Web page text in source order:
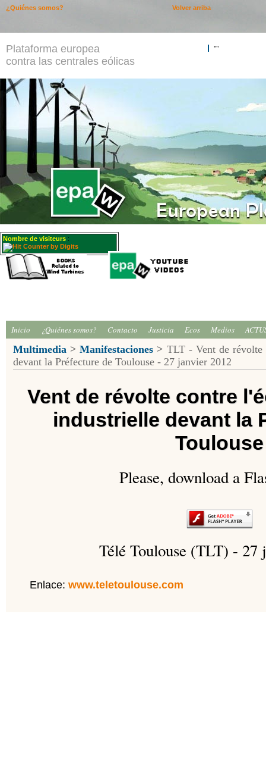
Plataforma europea
contra las centrales eólicas
""
Nombre de visiteurs :
Inicio ¿Quiénes somos? Contacto Justicia Ecos Medios
Multimedia > Manifestaciones > TLT - Vent de
devant la Préfecture de Toulouse - 27 janvier 2012
Vent de révolte contre
industrielle devant la
Toulouse
Please, download a
Télé Toulouse (TLT) - 27
Enlace: www.teletoulouse.com
Volver arriba
¿Quiénes somos?